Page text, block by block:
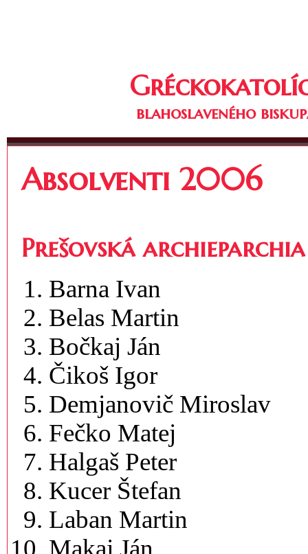
blahoslaveného
Absolventi 2006
Prešovská archieparchia
Barna Ivan
Belas Martin
Bočkaj Ján
Čikoš Igor
Demjanovič Miroslav
Fečko Matej
Halgaš Peter
Kucer Štefan
Laban Martin
Makaj Ján